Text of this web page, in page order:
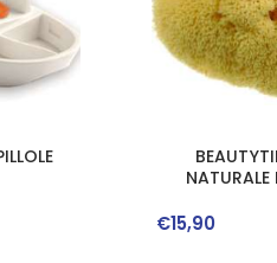
€15,90